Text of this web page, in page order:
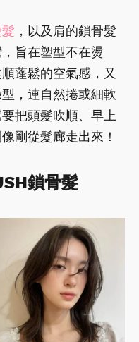
，以及肩的鎖骨髮
旨在塑型不在燙
蓬鬆的空氣感，又
，連自然捲或細軟
把頭髮吹順、早上
剛從髮廊走出來！
鎖骨髮